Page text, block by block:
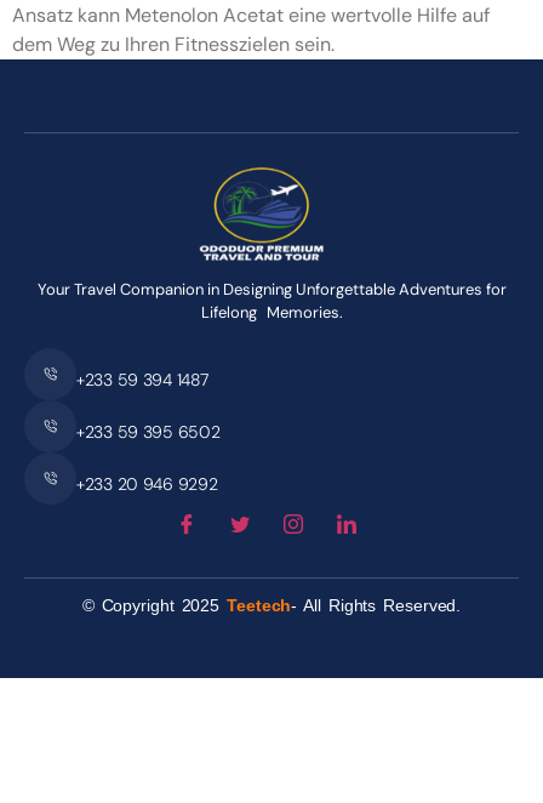
Ansatz kann Metenolon Acetat eine wertvolle Hilfe auf
dem Weg zu Ihren Fitnesszielen sein.
Your Travel Companion in Designing Unforgettable Adventures for
Lifelong Memories.
+233 59 394 1487
+233 59 395 6502
+233 20 946 9292
© Copyright 2025Teetech- All Rights Reserved.